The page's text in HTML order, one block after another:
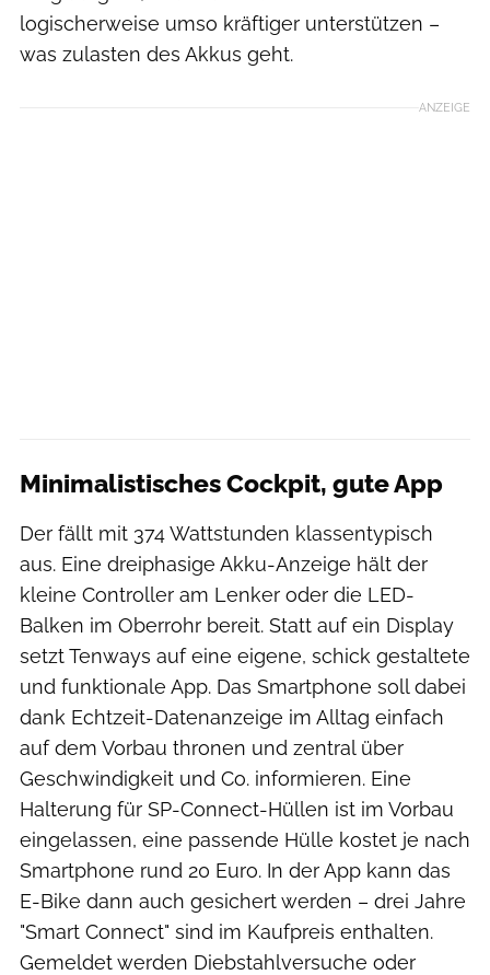
logischerweise umso kräftiger unterstützen –
was zulasten des Akkus geht.
ANZEIGE
Minimalistisches Cockpit, gute App
Der fällt mit 374 Wattstunden klassentypisch
aus. Eine dreiphasige Akku-Anzeige hält der
kleine Controller am Lenker oder die LED-
Balken im Oberrohr bereit. Statt auf ein Display
setzt Tenways auf eine eigene, schick gestaltete
und funktionale App. Das Smartphone soll dabei
dank Echtzeit-Datenanzeige im Alltag einfach
auf dem Vorbau thronen und zentral über
Geschwindigkeit und Co. informieren. Eine
Halterung für SP-Connect-Hüllen ist im Vorbau
eingelassen, eine passende Hülle kostet je nach
Smartphone rund 20 Euro. In der App kann das
E-Bike dann auch gesichert werden – drei Jahre
"Smart Connect" sind im Kaufpreis enthalten.
Gemeldet werden Diebstahlversuche oder